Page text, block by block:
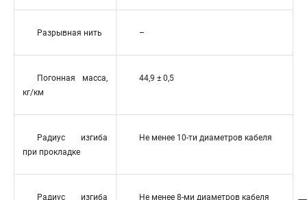
Разрывная нить –
Погонная масса,
кг/км
44,9 ± 0,5
Радиус изгиба
при прокладке
Не менее 10-ти диаметров кабеля
Радиус изгиба Не менее 8-ми диаметров кабеля